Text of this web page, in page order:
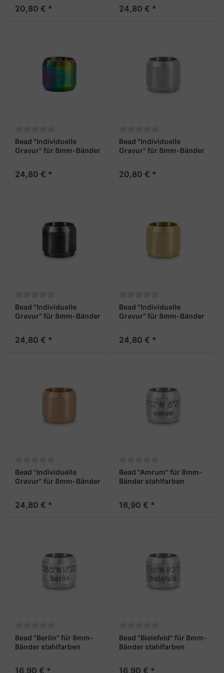
20,80 € * 24,80 € *
Bead "Individuelle
Gravur" für 8mm-Bänder
24,80 € *
Bead "Individuelle
Gravur" für 8mm-Bänder
20,80 € *
Bead "Individuelle
Gravur" für 8mm-Bänder
24,80 € *
Bead "Individuelle
Gravur" für 8mm-Bänder
24,80 € *
Bead "Individuelle
Gravur" für 8mm-Bänder
24,80 € *
Bead "Amrum" für 8mm-
Bänder stahlfarben
16,90 € *
Bead "Berlin" für 8mm-
Bänder stahlfarben
16,90 € *
Bead "Bielefeld" für 8mm-
Bänder stahlfarben
16,90 € *